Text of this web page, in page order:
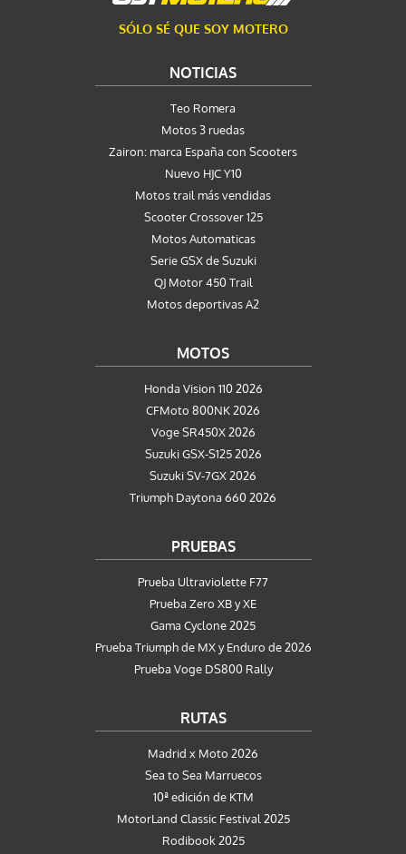
SÓLO SÉ QUE SOY MOTERO
NOTICIAS
Teo Romera
Motos 3 ruedas
Zairon: marca España con Scooters
Nuevo HJC Y10
Motos trail más vendidas
Scooter Crossover 125
Motos Automaticas
Serie GSX de Suzuki
QJ Motor 450 Trail
Motos deportivas A2
MOTOS
Honda Vision 110 2026
CFMoto 800NK 2026
Voge SR450X 2026
Suzuki GSX-S125 2026
Suzuki SV-7GX 2026
Triumph Daytona 660 2026
PRUEBAS
Prueba Ultraviolette F77
Prueba Zero XB y XE
Gama Cyclone 2025
Prueba Triumph de MX y Enduro de 2026
Prueba Voge DS800 Rally
RUTAS
Madrid x Moto 2026
Sea to Sea Marruecos
10ª edición de KTM
MotorLand Classic Festival 2025
Rodibook 2025